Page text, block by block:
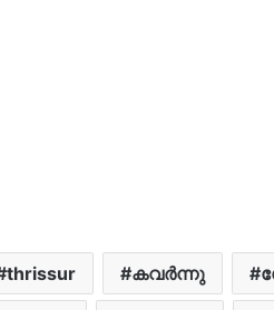
thrissur കവർന്നു